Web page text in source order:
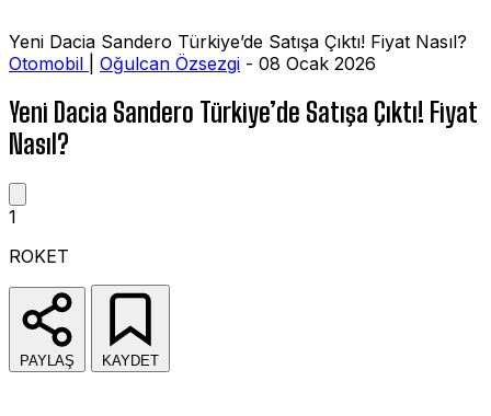
Yeni Dacia Sandero Türkiye’de Satışa Çıktı! Fiyat Nasıl?
Otomobil
Oğulcan Özsezgi - 08 Ocak 2026
Yeni Dacia Sandero Türkiye’de Satışa Çıktı! Fiyat
Nasıl?
1
ROKET
PAYLAŞ KAYDET